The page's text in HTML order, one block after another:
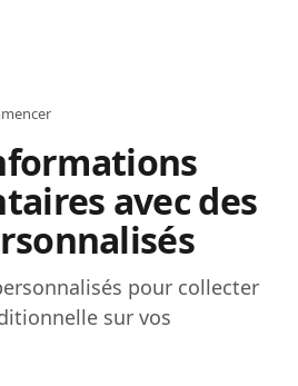
avec des
pour collecter
sur vos